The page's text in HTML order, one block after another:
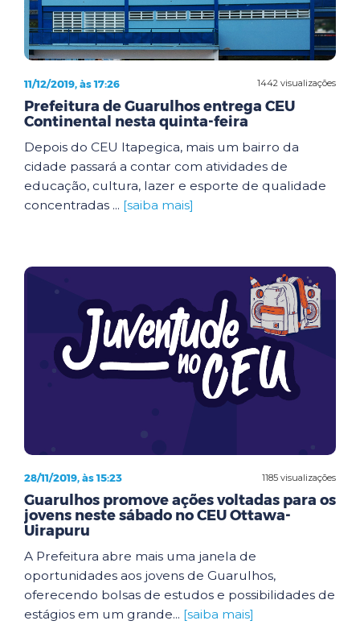
1442 visualizações
11/12/2019, às 17:26
Prefeitura de Guarulhos entrega CEU
Continental nesta quinta-feira
Depois do CEU Itapegica, mais um bairro da
cidade passará a contar com atividades de
educação, cultura, lazer e esporte de qualidade
concentradas ... [saiba mais]
1185 visualizações
28/11/2019, às 15:23
Guarulhos promove ações voltadas para os
jovens neste sábado no CEU Ottawa-
Uirapuru
A Prefeitura abre mais uma janela de
oportunidades aos jovens de Guarulhos,
oferecendo bolsas de estudos e possibilidades de
estágios em um grande... [saiba mais]